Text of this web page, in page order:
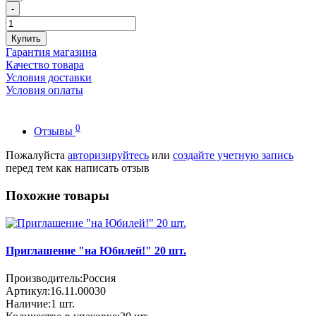
-
Купить
Гарантия магазина
Качество товара
Условия доставки
Условия оплаты
Отзывы 0
Пожалуйста авторизируйтесь или создайте учетную запись
перед тем как написать отзыв
Похожие товары
Приглашение "на Юбилей!" 20 шт.
Производитель:Россия
Артикул:16.11.00030
Наличие:1 шт.